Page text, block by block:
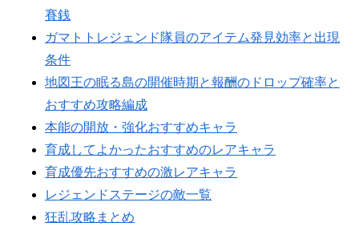
賽銭
ガマトトレジェンド隊員のアイテム発見効率と出現
条件
地図王の眠る島の開催時期と報酬のドロップ確率と
おすすめ攻略編成
本能の開放・強化おすすめキャラ
育成してよかったおすすめのレアキャラ
育成優先おすすめの激レアキャラ
レジェンドステージの敵一覧
狂乱攻略まとめ